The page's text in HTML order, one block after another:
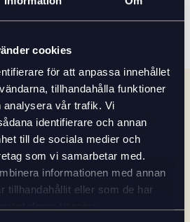
cookies
för att anpassa innehållet
tillhandahålla funktioner
vår trafik. Vi
identifierare och annan
till de sociala medier och
som vi samarbetar med.
informationen med annan
tillhandahållit eller som de har
i kontakt
i formuläret
vi inom kort